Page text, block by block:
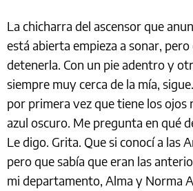
La chicharra del ascensor que
está abierta empieza a sonar,
detenerla. Con un pie adentro y
siempre muy cerca de la mía,
por primera vez que tiene los ojos
azul oscuro. Me pregunta en qué
Le digo. Grita. Que si conocí a las
pero que sabía que eran las
mi departamento, Alma y Norma